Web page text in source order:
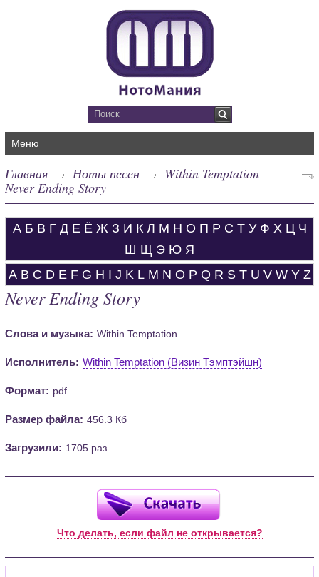
Меню
Главная Ноты песен
Within Temptation
Never Ending Story
А Б В Г Д Е Ё Ж З И К Л М Н О П Р С Т У Ф Х Ц Ч
Ш Щ Э Ю Я
A B C D E F G H I J K L M N O P Q R S T U V W Y Z
Never Ending Story
Слова и музыка: Within Temptation
Исполнитель: Within Temptation (Визин Тэмптэйшн)
Формат: pdf
Размер файла: 456.3 Кб
Загрузили: 1705 раз
Что делать, если файл не открывается?